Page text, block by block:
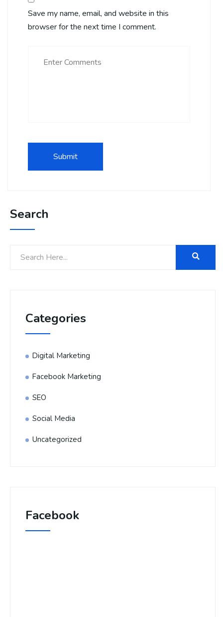
Save my name, email, and website in this
browser for the next time I comment.
Search
Categories
Digital Marketing
Facebook Marketing
SEO
Social Media
Uncategorized
Facebook